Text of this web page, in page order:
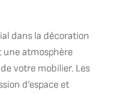
dans la décoration
une atmosphère
votre mobilier. Les
d’espace et